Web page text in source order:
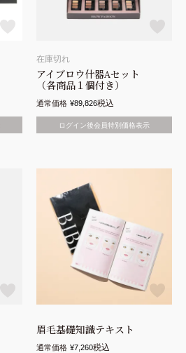
在庫切れ
アイブロウ什器Aセット
（各商品１個付き）
通常価格 ¥89,826税込
ログイン後会員特別価格表示
眉毛基礎知識テキスト
通常価格 ¥7,260税込